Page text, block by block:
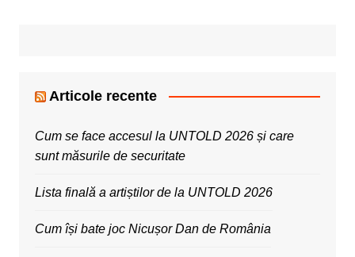
Articole recente
Cum se face accesul la UNTOLD 2026 și care
sunt măsurile de securitate
Lista finală a artiștilor de la UNTOLD 2026
Cum își bate joc Nicușor Dan de România